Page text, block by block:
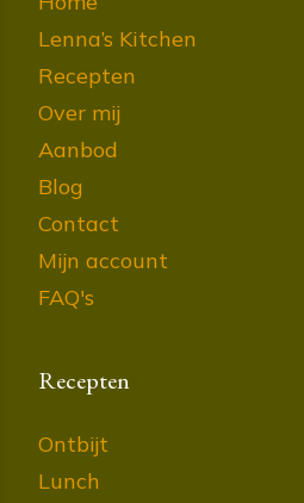
Lenna’s Kitchen
Recepten
Over mij
Aanbod
Blog
Contact
Mijn account
FAQ's
Recepten
Ontbijt
Lunch